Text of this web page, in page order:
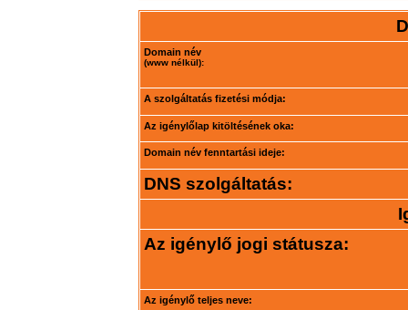
Domain név
(www nélkül):
A szolgáltatás fizetési módja:
Az igénylőlap kitöltésének oka:
Domain név fenntartási ideje:
DNS szolgáltatás:
Az igénylő jogi státusza:
Az igénylő teljes neve: